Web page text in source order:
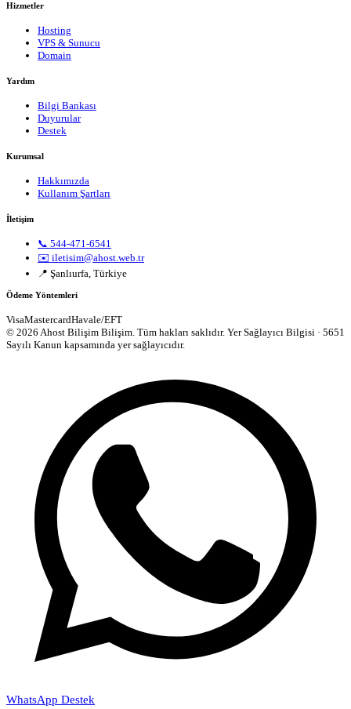
Hizmetler
Hosting
VPS & Sunucu
Domain
Yardım
Bilgi Bankası
Duyurular
Destek
Kurumsal
Hakkımızda
Kullanım Şartları
İletişim
📞 544-471-6541
✉️ iletisim@ahost.web.tr
📍 Şanlıurfa, Türkiye
Ödeme Yöntemleri
VisaMastercardHavale/EFT
© 2026 Ahost Bilişim Bilişim. Tüm hakları saklıdır. Yer Sağlayıcı Bilgisi · 5651
Sayılı Kanun kapsamında yer sağlayıcıdır.
WhatsApp Destek